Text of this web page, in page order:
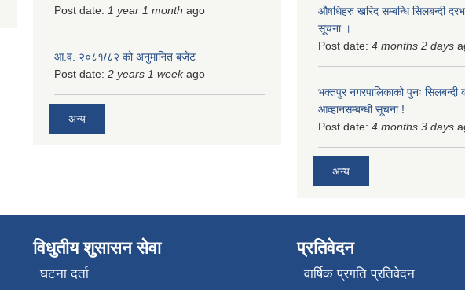
Post date: 1 year 1 month ago
आ.व. २०८१/८२ को अनुमानित बजेट
Post date: 2 years 1 weekago
अन्य
औषधिहरु खरिद सम्बन्धि सिलबन्दी
सूचना ।
Post date: 4 months 2 days
भक्तपुर नगरपालिकाको पुनः सिलबन्दी
आव्हानसम्बन्धी सूचना !
Post date: 4 months 3 days
अन्य
विधुतीय शुसासन सेवा
घटना दर्ता
प्रतिवेदन
वार्षिक प्रगति प्रतिवेदन